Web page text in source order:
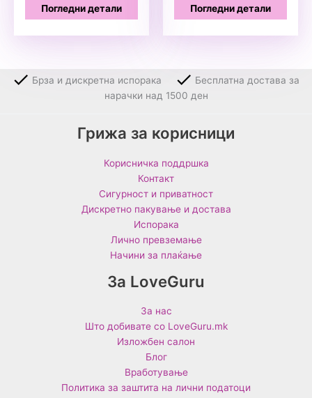
Погледни детали Погледни детали
Брза и дискретна испорака
Бесплатна достава за
нарачки над 1500 ден
Грижа за корисници
Корисничка поддршка
Контакт
Сигурност и приватност
Дискретно пакување и достава
Испорака
Лично превземање
Начини за плаќање
За LoveGuru
За нас
Што добивате со LoveGuru.mk
Изложбен салон
Блог
Вработување
Политика за заштита на лични податоци